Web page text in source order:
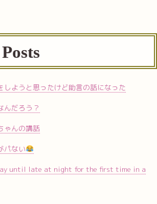
しようと思ったけど助言の話になった
んだろう？
ゃんの講話
パない
until late at night for the first time in a